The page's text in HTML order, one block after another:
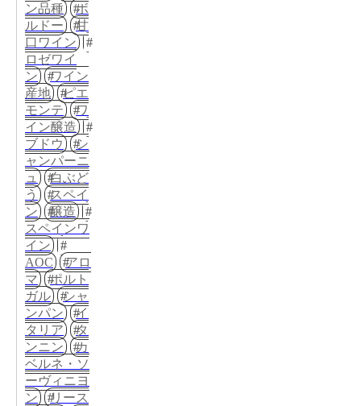
ン品種
ボ
ルドー
甘
口ワイン
ロゼワイ
ン
ワイン
産地
ピエ
モンテ
ワ
イン醸造
ブドウ
シ
ャンパーニ
ュ
白ぶど
う
スペイ
ン
醸造
スペインワ
イン
AOC
アロ
マ
ポルト
ガル
シャ
ンパン
イ
タリア
タ
ンニン
カ
ベルネ・ソ
ーヴィニヨ
ン
リース